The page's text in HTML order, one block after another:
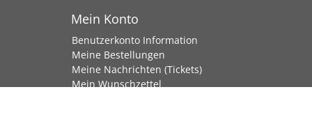
Mein Konto
Benutzerkonto Information
Meine Bestellungen
Meine Nachrichten (Tickets)
Mein Wunschzettel